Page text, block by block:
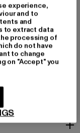
de@buffalo-
experience,
and to
and
to extract data
processing of
do not have
to change
on "Accept" you